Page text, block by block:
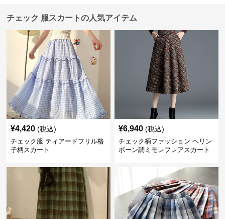
チェック 服スカートの人気アイテム
¥4,420 (税込)
チェック服 ティアードフリル格
子柄スカート
¥6,940 (税込)
チェック柄ファッション ヘリン
ボーン調ミモレフレアスカート